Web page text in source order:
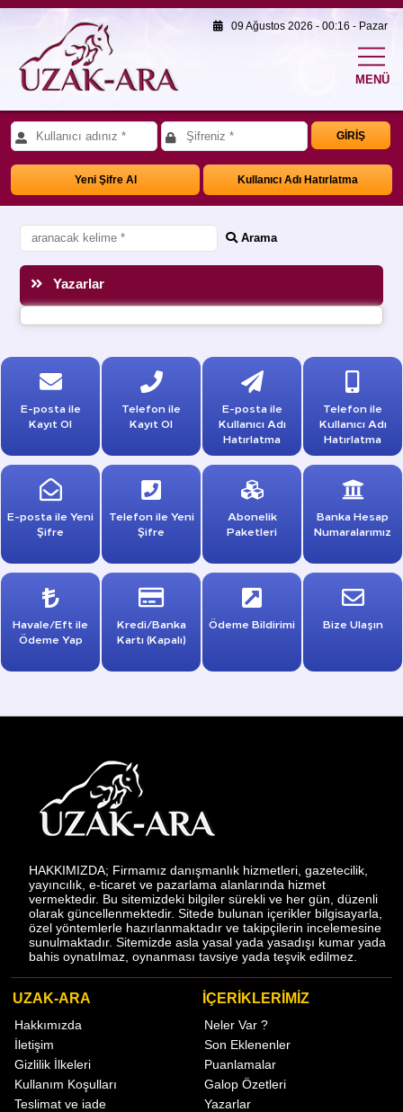
09 Ağustos 2026 - 00:16 - Pazar
MENÜ
GİRİŞ
Yeni Şifre Al Kullanıcı Adı Hatırlatma
Arama
Yazarlar
E-posta ile
Kayıt Ol
Telefon ile
Kayıt Ol
E-posta ile
Kullanıcı Adı
Hatırlatma
Telefon ile
Kullanıcı Adı
Hatırlatma
E-posta ile Yeni
Şifre
Telefon ile Yeni
Şifre
Abonelik
Paketleri
Banka Hesap
Numaralarımız
Havale/Eft ile
Ödeme Yap
Kredi/Banka
Kartı (Kapalı)
Ödeme Bildirimi Bize Ulaşın
HAKKIMIZDA; Firmamız danışmanlık hizmetleri, gazetecilik,
yayıncılık, e-ticaret ve pazarlama alanlarında hizmet
vermektedir. Bu sitemizdeki bilgiler sürekli ve her gün, düzenli
olarak güncellenmektedir. Sitede bulunan içerikler bilgisayarla,
özel yöntemlerle hazırlanmaktadır ve takipçilerin incelemesine
sunulmaktadır. Sitemizde asla yasal yada yasadışı kumar yada
bahis oynatılmaz, oynanması tavsiye yada teşvik edilmez.
UZAK-ARA
Hakkımızda
İletişim
Gizlilik İlkeleri
Kullanım Koşulları
Teslimat ve iade
İÇERİKLERİMİZ
Neler Var ?
Son Eklenenler
Puanlamalar
Galop Özetleri
Yazarlar